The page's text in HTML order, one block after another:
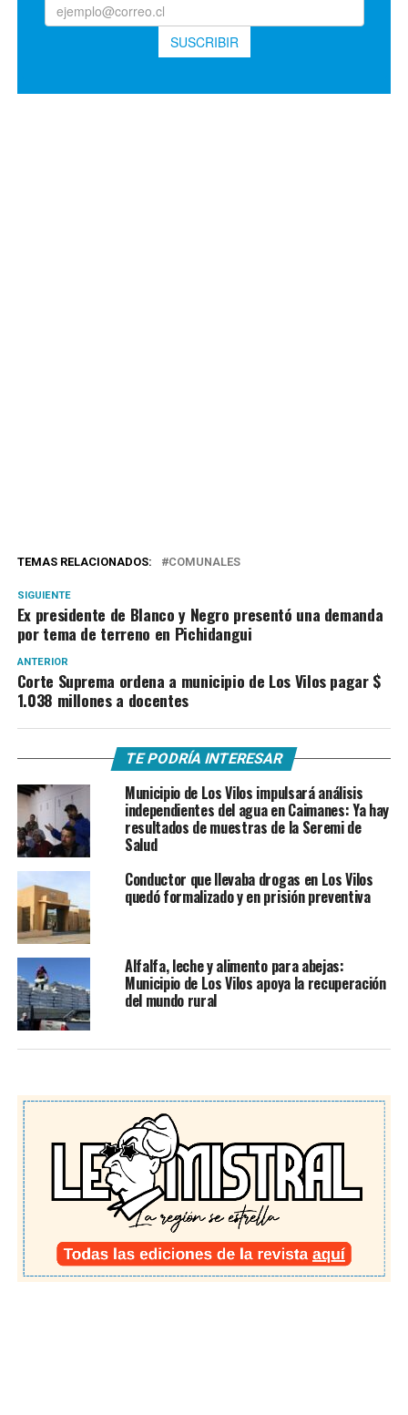
TEMAS RELACIONADOS: COMUNALES
SIGUIENTE
Ex presidente de Blanco y Negro presentó una demanda
por tema de terreno en Pichidangui
ANTERIOR
Corte Suprema ordena a municipio de Los Vilos pagar $
1.038 millones a docentes
TE PODRÍA INTERESAR
Municipio de Los Vilos impulsará análisis
independientes del agua en Caimanes: Ya hay
resultados de muestras de la Seremi de
Salud
Conductor que llevaba drogas en Los Vilos
quedó formalizado y en prisión preventiva
Alfalfa, leche y alimento para abejas:
Municipio de Los Vilos apoya la recuperación
del mundo rural